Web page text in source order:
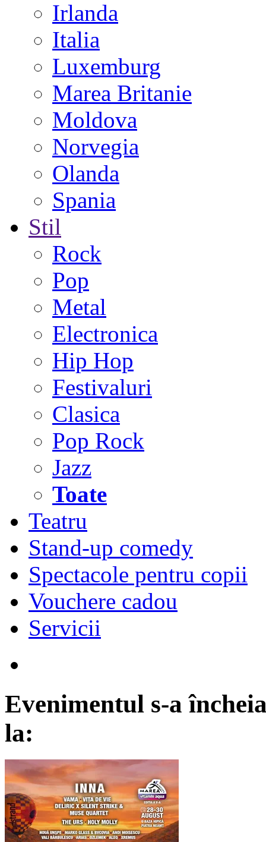
Irlanda
Italia
Luxemburg
Marea Britanie
Moldova
Norvegia
Olanda
Spania
Stil
Rock
Pop
Metal
Electronica
Hip Hop
Festivaluri
Clasica
Pop Rock
Jazz
Toate
Teatru
Stand-up comedy
Spectacole pentru copii
Vouchere cadou
Servicii
Evenimentul s-a
la: